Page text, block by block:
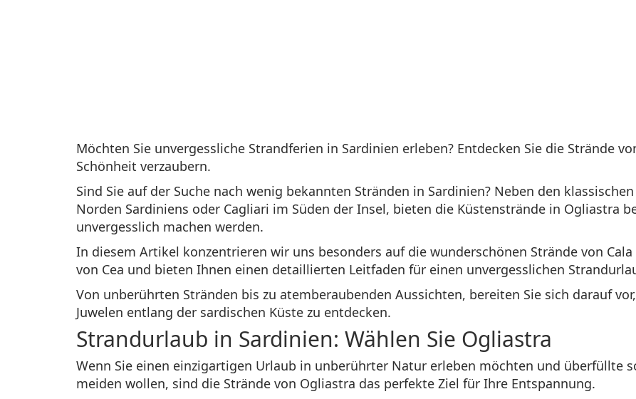
Möchten Sie unvergessliche Strandferien in Sardinien erleben? Entdecken Sie die Strände
Schönheit verzaubern.
Sind Sie auf der Suche nach wenig bekannten Stränden in Sardinien? Neben den
Norden Sardiniens oder Cagliari im Süden der Insel, bieten die Küstenstrände in Ogliastra
unvergesslich machen werden.
In diesem Artikel konzentrieren wir uns besonders auf die wunderschönen Strände von
von Cea und bieten Ihnen einen detaillierten Leitfaden für einen unvergesslichen
Von unberührten Stränden bis zu atemberaubenden Aussichten, bereiten Sie sich darauf
Juwelen entlang der sardischen Küste zu entdecken.
Strandurlaub in Sardinien: Wählen Sie Ogliastra
Wenn Sie einen einzigartigen Urlaub in unberührter Natur erleben möchten und überfüllte
meiden wollen, sind die Strände von Ogliastra das perfekte Ziel für Ihre Entspannung.